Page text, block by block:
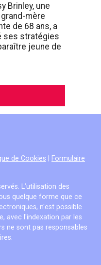
Brinley, une
mère
de 68 ans, a
ses stratégies
jeune de
de Cookies
Formulaire
L’utilisation des
quelque forme que ce
n'est possible
avec l'indexation par les
ne sont pas responsables